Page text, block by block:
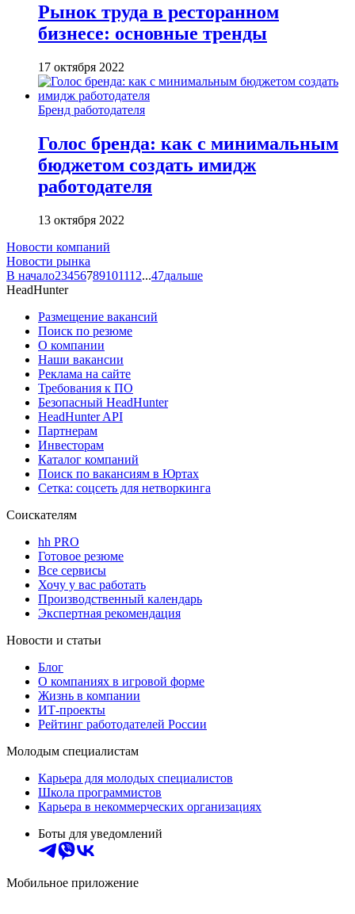
Рынок труда в ресторанном
бизнесе: основные тренды
17 октября 2022
Бренд работодателя
Голос бренда: как с минимальным
бюджетом создать имидж
работодателя
13 октября 2022
Новости компаний
Новости рынка
В начало23456789101112...47дальше
HeadHunter
Размещение вакансий
Поиск по резюме
О компании
Наши вакансии
Реклама на сайте
Требования к ПО
Безопасный HeadHunter
HeadHunter API
Партнерам
Инвесторам
Каталог компаний
Поиск по вакансиям в Юртах
Сетка: соцсеть для нетворкинга
Соискателям
hh PRO
Готовое резюме
Все сервисы
Хочу у вас работать
Производственный календарь
Экспертная рекомендация
Новости и статьи
Блог
О компаниях в игровой форме
Жизнь в компании
ИТ-проекты
Рейтинг работодателей России
Молодым специалистам
Карьера для молодых специалистов
Школа программистов
Карьера в некоммерческих организациях
Боты для уведомлений
Мобильное приложение